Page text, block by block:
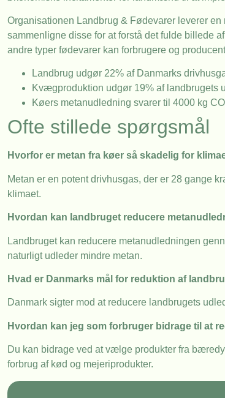
Organisationen Landbrug & Fødevarer leverer
sammenligne disse for at forstå det fulde billede
andre typer fødevarer kan forbrugere og
Landbrug udgør 22% af Danmarks
Kvægproduktion udgør 19% af landbrugets
Køers metanudledning svarer til 4000 kg
Ofte stillede spørgsmål
Hvorfor er metan fra køer så skadelig for
Metan er en potent drivhusgas, der er 28 gange
klimaet.
Hvordan kan landbruget reducere
Landbruget kan reducere metanudledningen
naturligt udleder mindre metan.
Hvad er Danmarks mål for reduktion af
Danmark sigter mod at reducere landbrugets
Hvordan kan jeg som forbruger bidrage til at
Du kan bidrage ved at vælge produkter fra
forbrug af kød og mejeriprodukter.